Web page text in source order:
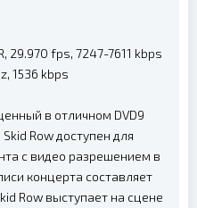
29.970 fps, 7247-7611 kbps
1536 kbps
в отличном DVD9
Row доступен для
с видео разрешением в
концерта составляет
Row выступает на сцене